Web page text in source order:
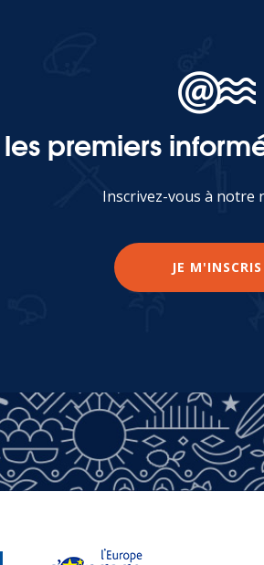
les premiers
Inscrivez-vous à notre
JE M'INSCRIS